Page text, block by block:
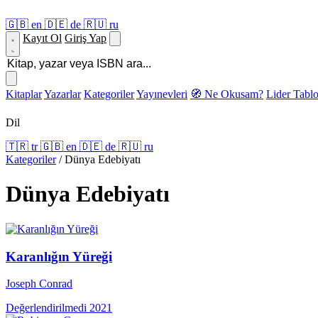
🇬🇧 en 🇩🇪 de 🇷🇺 ru
Kayıt Ol Giriş Yap
KitaplarYazarlar KategorilerYayınevleri 🧭 Ne Okusam? Lider
Dil
🇹🇷 tr 🇬🇧 en 🇩🇪 de 🇷🇺 ru
Kategoriler / Dünya Edebiyatı
Dünya Edebiyatı
Karanlığın Yüreği
Joseph Conrad
Değerlendirilmedi 2021